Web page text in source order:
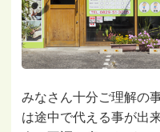
みなさん十分ご理解の
は途中で代える事が出